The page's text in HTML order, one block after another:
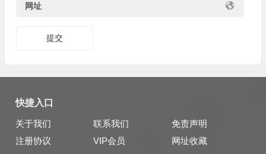
网址
提交
快捷入口
关于我们 联系我们
免责声明
注册协议
VIP会员 网址收藏